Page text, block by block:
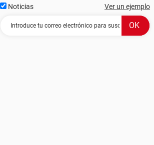
Noticias Ver un ejemplo